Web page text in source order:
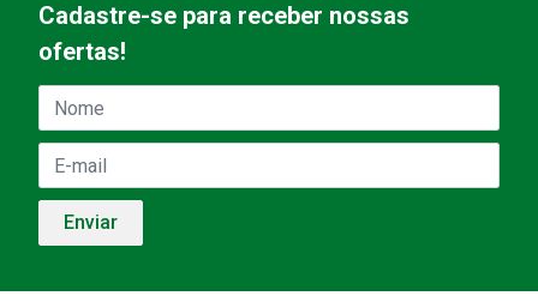
Cadastre-se para receber nossas
ofertas!